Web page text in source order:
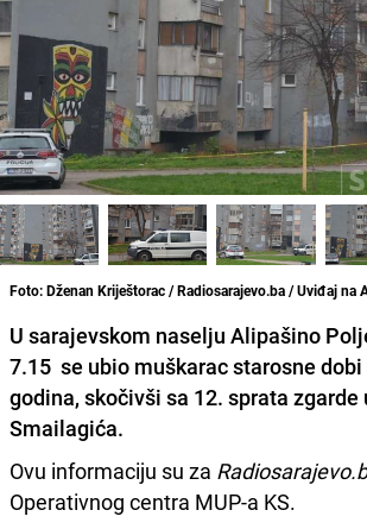
Foto: Dženan Kriještorac / Radiosarajevo.ba / Uviđaj na
U sarajevskom naselju Alipašino
7.15 se ubio muškarac starosne
godina, skočivši sa 12. sprata zgarde
Smailagića.
Ovu informaciju su za
Operativnog centra MUP-a KS.